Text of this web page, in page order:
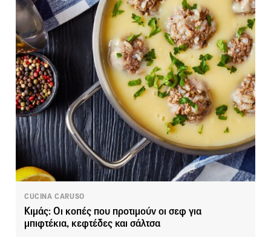
CUCINA CARUSO
Κιμάς: Οι κοπές που προτιμούν οι σεφ για
μπιφτέκια, κεφτέδες και σάλτσα